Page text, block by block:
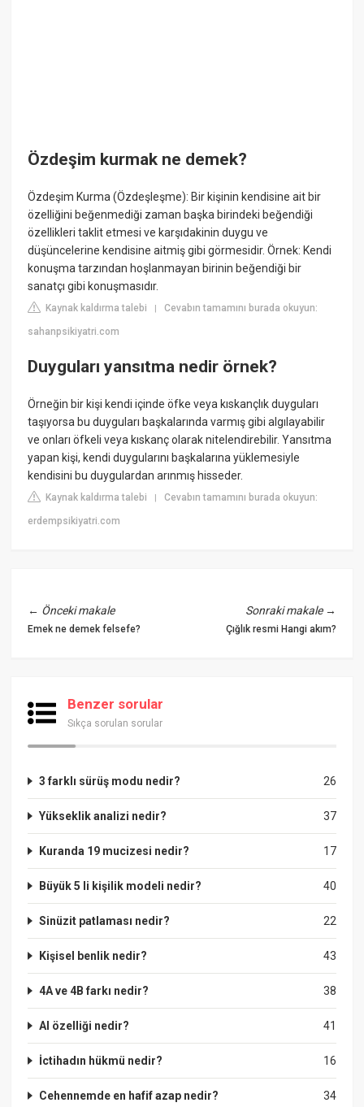
Özdeşim kurmak ne demek?
Özdeşim Kurma (Özdeşleşme): Bir kişinin kendisine ait bir
özelliğini beğenmediği zaman başka birindeki beğendiği
özellikleri taklit etmesi ve karşıdakinin duygu ve
düşüncelerine kendisine aitmiş gibi görmesidir. Örnek: Kendi
konuşma tarzından hoşlanmayan birinin beğendiği bir
sanatçı gibi konuşmasıdır.
Kaynak kaldırma talebi |Cevabın tamamını burada okuyun:
sahanpsikiyatri.com
Duyguları yansıtma nedir örnek?
Örneğin bir kişi kendi içinde öfke veya kıskançlık duyguları
taşıyorsa bu duyguları başkalarında varmış gibi algılayabilir
ve onları öfkeli veya kıskanç olarak nitelendirebilir. Yansıtma
yapan kişi, kendi duygularını başkalarına yüklemesiyle
kendisini bu duygulardan arınmış hisseder.
Kaynak kaldırma talebi |Cevabın tamamını burada okuyun:
erdempsikiyatri.com
← Önceki makale
Emek ne demek felsefe?
Sonraki makale→
Çığlık resmi Hangi akım?
Benzer sorular
Sıkça sorulan sorular
26
3 farklı sürüş modu nedir?
37
Yükseklik analizi nedir?
17
Kuranda 19 mucizesi nedir?
40
Büyük 5 li kişilik modeli nedir?
22
Sinüzit patlaması nedir?
43
Kişisel benlik nedir?
38
4A ve 4B farkı nedir?
41
Al özelliği nedir?
16
İctihadın hükmü nedir?
34
Cehennemde en hafif azap nedir?